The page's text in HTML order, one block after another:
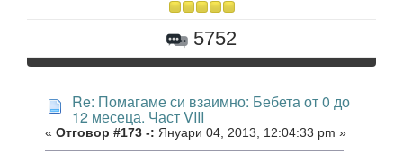
5752
Re: Помагаме си взаимно: Бебета от 0 до
12 месеца. Част VIII
« Отговор #173 -: Януари 04, 2013, 12:04:33 pm »